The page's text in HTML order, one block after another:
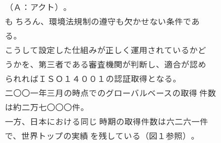
（Ａ：アクト）。
も ちろん、環境法規制の遵守も欠かせない条件であ
る。
こうして設定した仕組みが正しく運用されているかど
うかを、第三者である審査機関が判断し、適合が認め
られればＩＳＯ１４００１の認証取得となる。
二〇〇一年三月の時点でのグローバルベースの取得 件数
は約二万七〇〇〇件。
一方、日本における同じ 時期の取得件数は六二六一件
で、世界トップの実績 を残している（図１参照）。